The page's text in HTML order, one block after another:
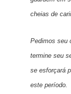
cheias de
Pedimos seu
termine seu
se esforçará
este período.